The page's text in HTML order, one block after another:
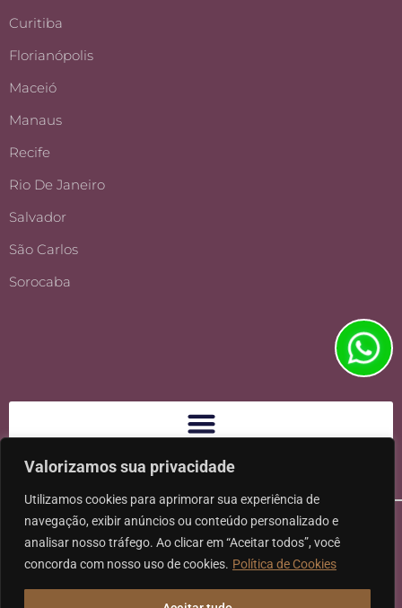
Valorizamos sua privacidade
Utilizamos cookies para aprimorar sua experiência de
navegação, exibir anúncios ou conteúdo personalizado e
analisar nosso tráfego. Ao clicar em “Aceitar todos”, você
concorda com nosso uso de cookies. Política de Cookies
Curitiba
Florianópolis
Maceió
Manaus
Recife
Rio De Janeiro
Salvador
São Carlos
Sorocaba
Ⓒ 2026 - Todos os direitos reservados à Karpat Sociedade de